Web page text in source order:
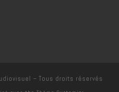
– Tous droits réservés